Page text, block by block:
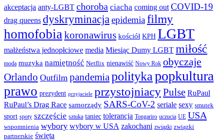
akceptacja anty-LGBT choroba ciacha coming out COVID-19
drag queens dyskryminacja epidemiafilmy
homofobia koronawirus kościół KPH LGBT
małżeństwa jednopłciowe media Miesiąc Dumy LGBT miłość
moda muzyka namiętność Netflix nienawiść Nowy Rok obyczaje
Orlando Outfilm pandemia polityka popkultura
prawo prezydent przyjaciele przystojniacyPulse RuPaul
RuPaul’s Drag Race samorządy SARS-CoV-2 seriale sexy smutek
sport spoty szczęście sztuka taniec tolerancja Tongariro uczucia UE USA
wspomnienia wybory wybory w USA zakochani związki związki
partnerskie święta